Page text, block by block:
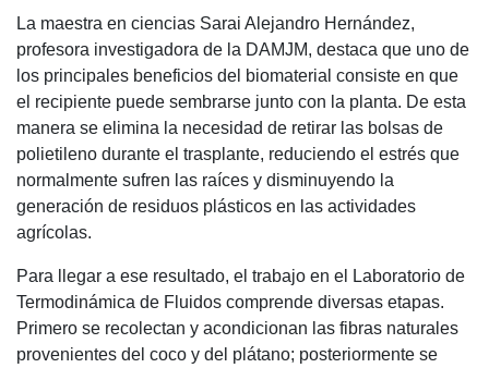
La maestra en ciencias Sarai Alejandro Hernández,
profesora investigadora de la DAMJM, destaca que uno de
los principales beneficios del biomaterial consiste en que
el recipiente puede sembrarse junto con la planta. De esta
manera se elimina la necesidad de retirar las bolsas de
polietileno durante el trasplante, reduciendo el estrés que
normalmente sufren las raíces y disminuyendo la
generación de residuos plásticos en las actividades
agrícolas.
Para llegar a ese resultado, el trabajo en el Laboratorio de
Termodinámica de Fluidos comprende diversas etapas.
Primero se recolectan y acondicionan las fibras naturales
provenientes del coco y del plátano; posteriormente se